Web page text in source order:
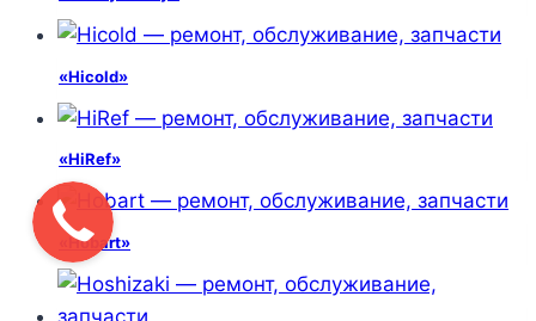
«Hicold»
«HiRef»
«Hobart»